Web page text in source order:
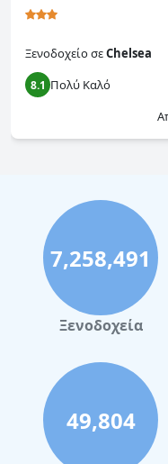
ΞενοδοχείοσεChelsea
8.1 Πολύ Καλό
7,258,491
Ξενοδοχεία
49,804